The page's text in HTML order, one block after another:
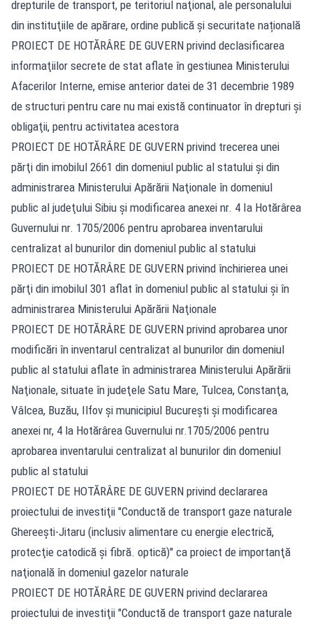
drepturile de transport, pe teritoriul naţional, ale personalului
din instituţiile de apărare, ordine publică şi securitate națională
PROIECT DE HOTĂRÂRE DE GUVERN privind declasificarea
informaţiilor secrete de stat aflate în gestiunea Ministerului
Afacerilor Interne, emise anterior datei de 31 decembrie 1989
de structuri pentru care nu mai există continuator în drepturi şi
obligaţii, pentru activitatea acestora
PROIECT DE HOTĂRÂRE DE GUVERN privind trecerea unei
părţi din imobilul 2661 din domeniul public al statului şi din
administrarea Ministerului Apărării Naţionale în domeniul
public al judeţului Sibiu şi modificarea anexei nr. 4 Ia Hotărârea
Guvernului nr. 1705/2006 pentru aprobarea inventarului
centralizat al bunurilor din domeniul public al statului
PROIECT DE HOTĂRÂRE DE GUVERN privind închirierea unei
părţi din imobilul 301 aflat în domeniul public al statului şi în
administrarea Ministerului Apărării Naţionale
PROIECT DE HOTĂRÂRE DE GUVERN privind aprobarea unor
modificări în inventarul centralizat al bunurilor din domeniul
public al statului aflate în administrarea Ministerului Apărării
Naţionale, situate în judeţele Satu Mare, Tulcea, Constanţa,
Vâlcea, Buzău, Ilfov şi municipiul Bucureşti şi modificarea
anexei nr, 4 la Hotărârea Guvernului nr.1705/2006 pentru
aprobarea inventarului centralizat al bunurilor din domeniul
public al statului
PROIECT DE HOTĂRÂRE DE GUVERN privind declararea
proiectului de investiţii "Conductă de transport gaze naturale
Ghereeşti-Jitaru (inclusiv alimentare cu energie electrică,
protecţie catodică şi fibră. optică)" ca proiect de importanţă
naţională în domeniul gazelor naturale
PROIECT DE HOTĂRÂRE DE GUVERN privind declararea
proiectului de investiţii "Conductă de transport gaze naturale